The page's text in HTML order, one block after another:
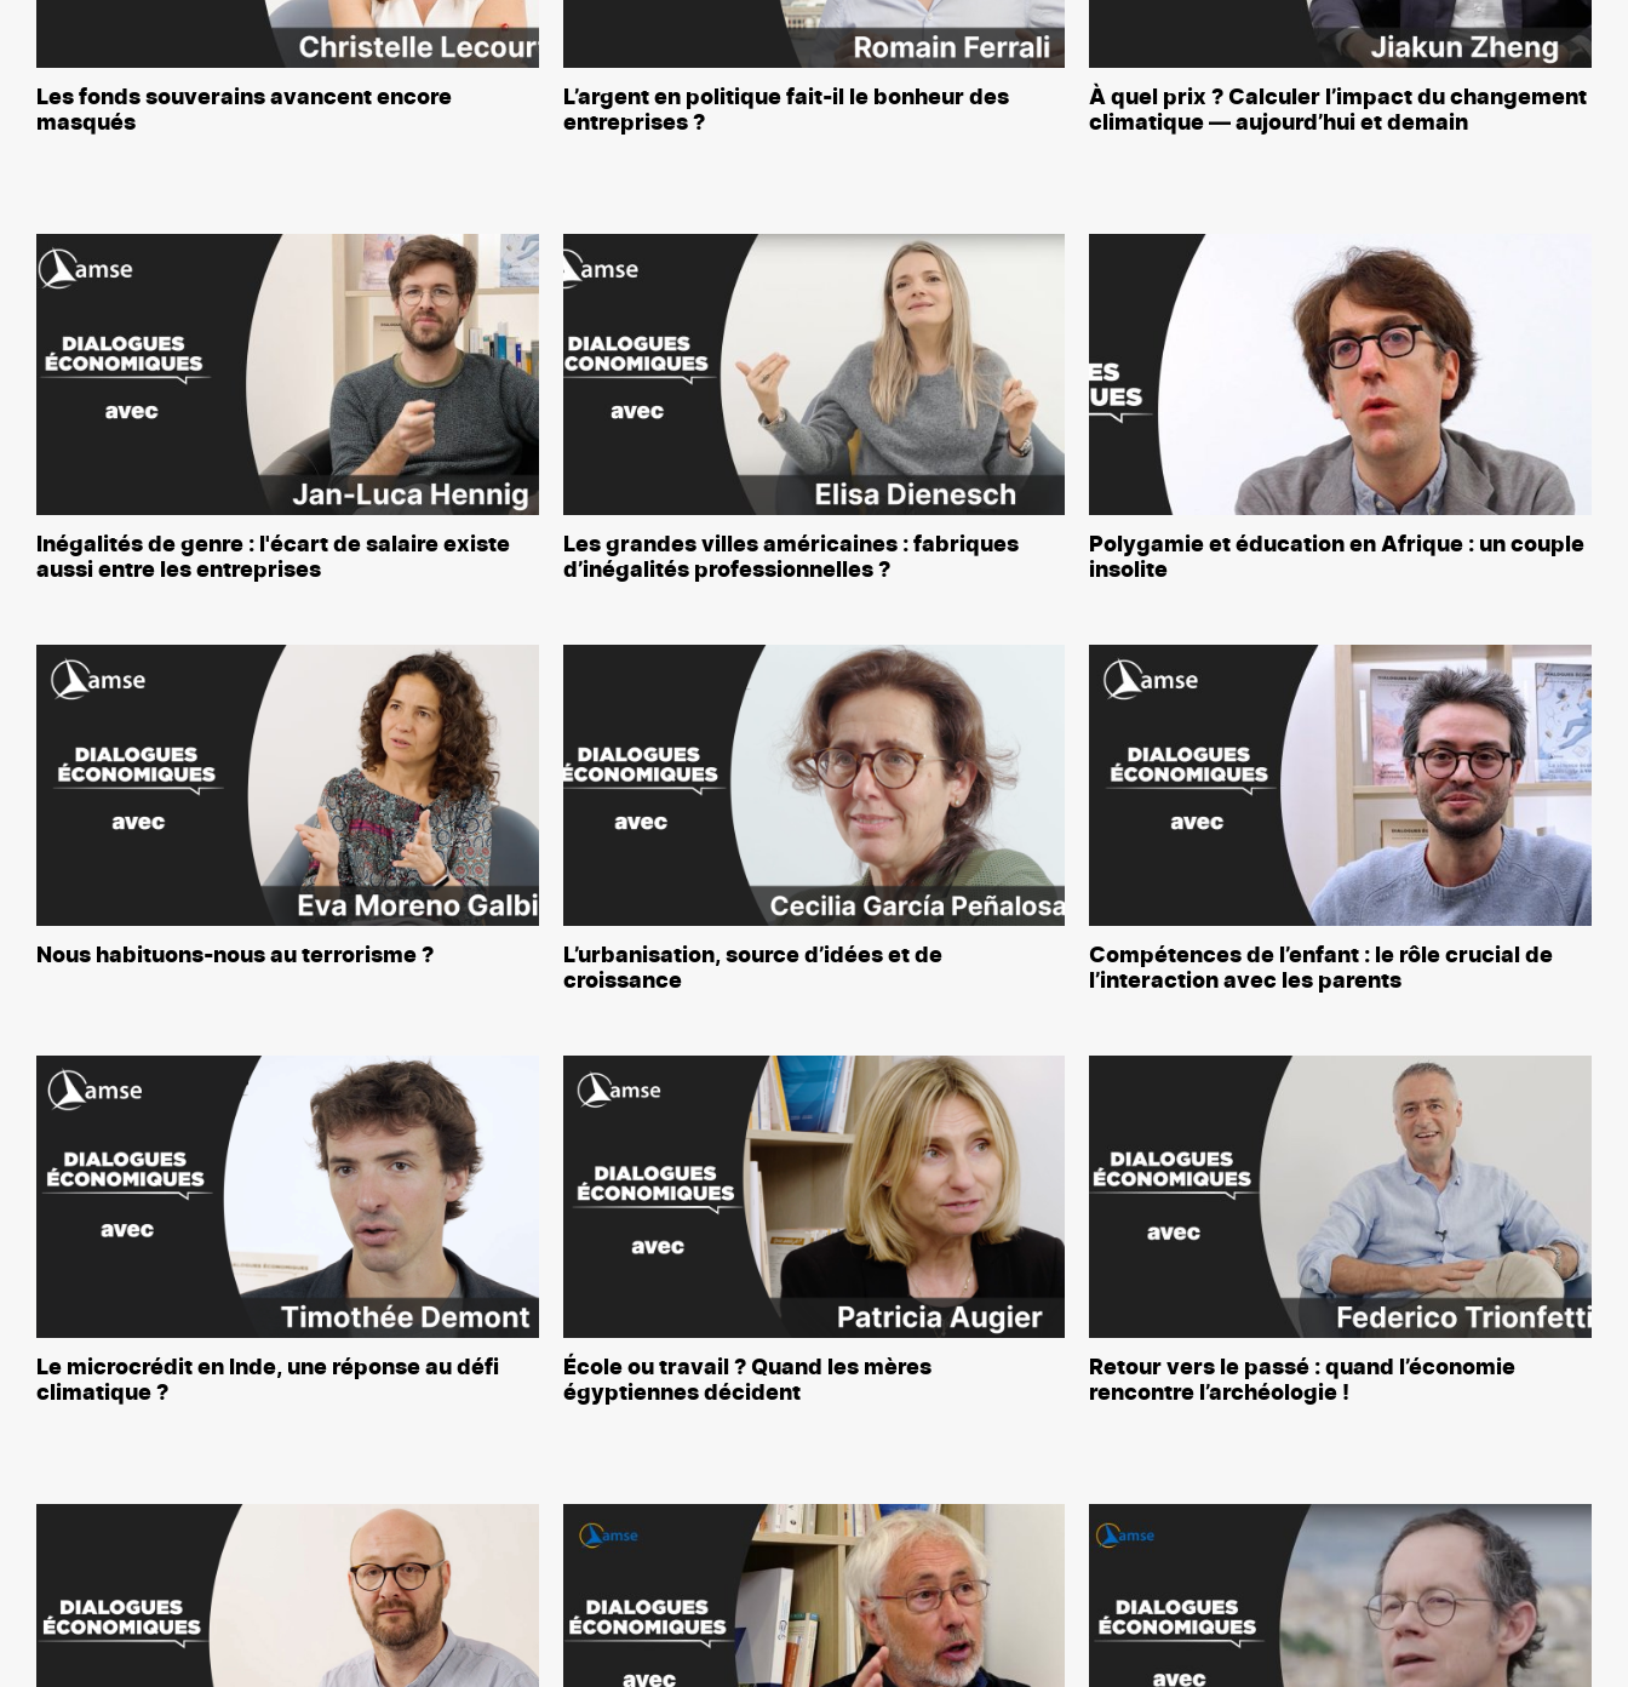
Les fonds souverains avancent encore
masqués
L’argent en politique fait-il le bonheur des
entreprises ?
À quel prix ? Calculer l’impact du changement
climatique — aujourd’hui et demain
Inégalités de genre : l'écart de salaire existe
aussi entre les entreprises
Les grandes villes américaines : fabriques
d’inégalités professionnelles ?
Polygamie et éducation en Afrique : un couple
insolite
Nous habituons-nous au terrorisme ?
L’urbanisation, source d’idées et de
croissance
Compétences de l’enfant : le rôle crucial de
l’interaction avec les parents
Le microcrédit en Inde, une réponse au défi
climatique ?
École ou travail ? Quand les mères
égyptiennes décident
Retour vers le passé : quand l’économie
rencontre l’archéologie !